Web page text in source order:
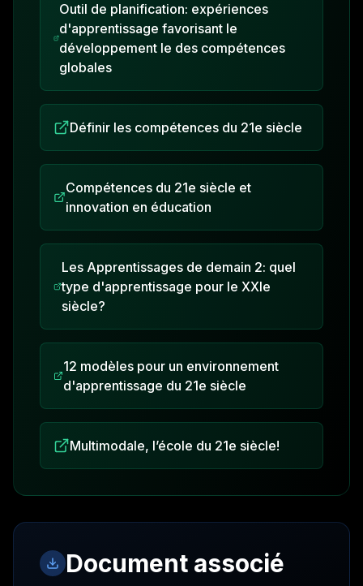
Outil de planification: expériences
d'apprentissage favorisant le
développement le des compétences
globales
Définir les compétences du 21e siècle
Compétences du 21e siècle et
innovation en éducation
Les Apprentissages de demain 2: quel
type d'apprentissage pour le XXIe
siècle?
12 modèles pour un environnement
d'apprentissage du 21e siècle
Multimodale, l’école du 21e siècle!
Document associé